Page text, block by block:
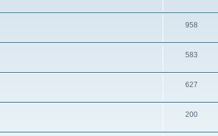
958
583
627
200